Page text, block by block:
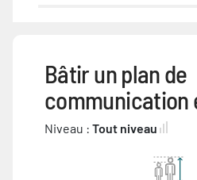
Bâtir un plan de
Niveau : Tout niveau